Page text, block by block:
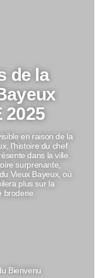
de la
2025
en raison de la
l'histoire du chef
dans la ville.
surprenante,
Vieux Bayeux, où
plus sur la
broderie.
Bienvenu